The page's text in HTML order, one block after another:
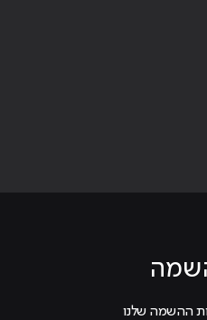
ההשמה שלנו